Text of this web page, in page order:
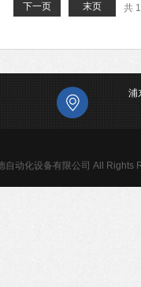
共
下一页 末页
浦
自动化设备有限公司 All Rights